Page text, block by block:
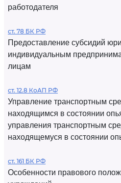
работодателя
ст. 78 БК РФ
Предоставление субсидий
индивидуальным
лицам
ст. 12.8 КоАП РФ
Управление транспортным
находящимся в состоянии
управления транспортным
находящемуся в состоянии
ст. 161 БК РФ
Особенности правового